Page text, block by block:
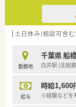
■院内調剤、
※調剤はほぼ
■パート勤務
■調剤室は広
■有給休暇の
ートを充実さ
土日休み(相談可含む)
勤務地
千葉県 船
白井駅 (北総
給与
時給1,600
※経験などを